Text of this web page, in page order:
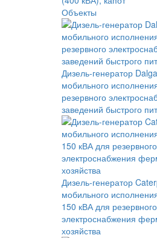
Объекты
Дизель-генератор
мобильного
резервного
заведений быстрого
Дизель-генератор
мобильного
150 кВА для резервного
электроснабжения
хозяйства